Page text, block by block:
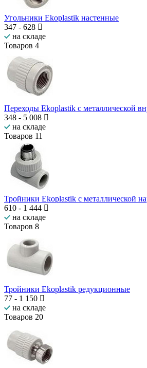
Угольники Ekoplastik настенные
347 - 628
на складе
Товаров 4
Переходы Ekoplastik с металлической
348 - 5 008
на складе
Товаров 11
Тройники Ekoplastik с металлической
610 - 1 444
на складе
Товаров 8
Тройники Ekoplastik редукционные
77 - 1 150
на складе
Товаров 20